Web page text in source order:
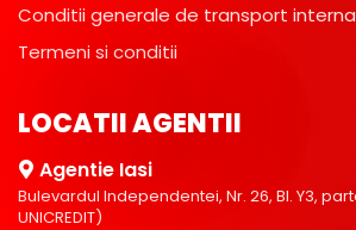
Conditii generale de transport
Termeni si conditii
LOCATII AGENTII
Agentie Iasi
Bulevardul Independentei, Nr. 26, Bl. Y3,
UNICREDIT)